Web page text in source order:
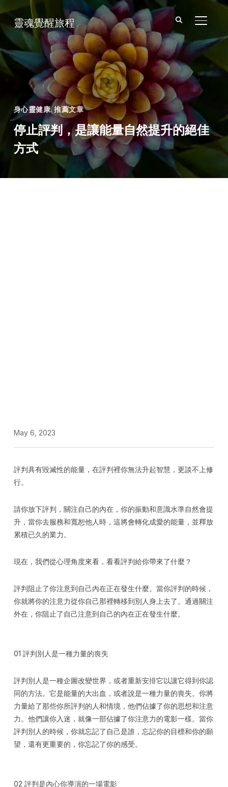
靈魂覺醒旅程
身心靈健康,推薦文章
停止評判，是讓能量自然提升的絕佳
方式
May 6, 2023
評判具有毀滅性的能量，在評判裡你無法升起智慧，更談不上修
行。
請你放下評判，關注自己的內在，你的振動和意識水準自然會提
升，當你去服務和寬恕他人時，這將會轉化成愛的能量，並釋放
累積已久的業力。
現在，我們從心理角度來看，看看評判給你帶來了什麼？
評判阻止了你注意到自己內在正在發生什麼。當你評判的時候，
你就將你的注意力從你自己那裡轉移到別人身上去了。通過關注
外在，你阻止了自己注意到自己的內在正在發生什麼。
01 評判別人是一種力量的喪失
評判別人是一種企圖改變世界，或者重新安排它以讓它得到你認
同的方法。它是能量的大出血，或者說是一種力量的喪失。你將
力量給了那些你所評判的人和情境，他們佔據了你的思想和注意
力。他們讓你入迷，就像一部佔據了你注意力的電影一樣。當你
評判別人的時候，你就忘記了自己是誰，忘記你的目標和你的願
望，還有更重要的，你忘記了你的感受。
02 評判是內心你導演的一場電影